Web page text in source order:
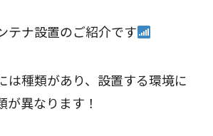
テナ設置のご紹介です
は種類があり、設置する環境に
が異なります！